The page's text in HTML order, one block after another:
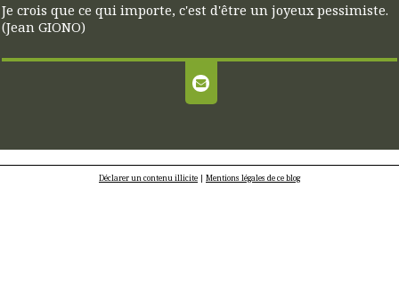
Je crois que ce qui importe, c'est d'être un joyeux pessimiste.
(Jean GIONO)
Déclarer un contenu illicite | Mentions légales de ce blog